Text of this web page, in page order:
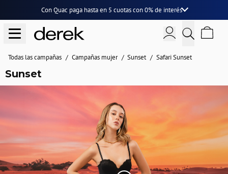
Con Quac paga hasta en 5 cuotascon0% de interés
Todas las campañas Campañas mujer Sunset Safari Sunset
Sunset